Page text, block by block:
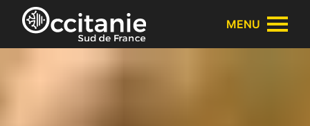
Panneau de gestion des cookies
MENU